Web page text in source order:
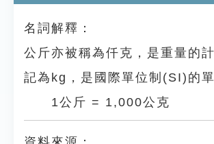
名詞解釋：
公斤亦被稱為仟克，是重量的計
記為kg，是國際單位制(SI)的單
1公斤 = 1,000公克